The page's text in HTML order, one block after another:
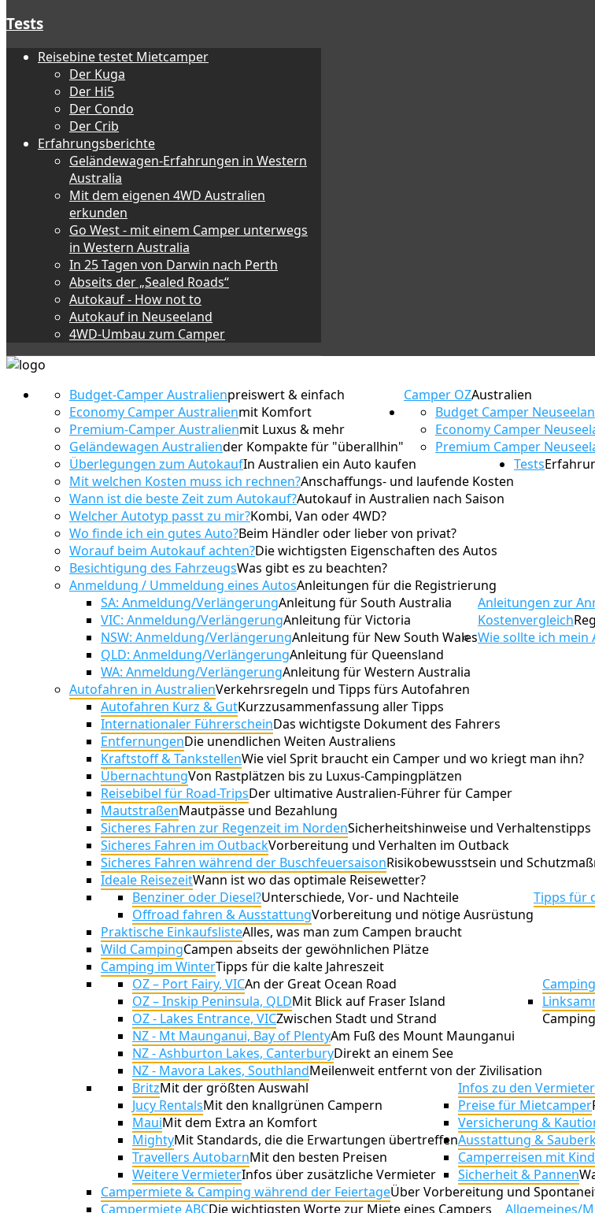
Tests
Reisebine testet Mietcamper
Der Kuga
Der Hi5
Der Condo
Der Crib
Erfahrungsberichte
Geländewagen-Erfahrungen in Western
Australia
Mit dem eigenen 4WD Australien
erkunden
Go West - mit einem Camper unterwegs
in Western Australia
In 25 Tagen von Darwin nach Perth
Abseits der „Sealed Roads“
Autokauf - How not to
Autokauf in Neuseeland
4WD-Umbau zum Camper
Camper OZAustralien
Budget-Camper Australienpreiswert & einfach
Economy Camper Australienmit Komfort
Premium-Camper Australienmit Luxus & mehr
Geländewagen Australiender Kompakte für "überallhin"
Budget Camper
Economy Camper
Premium Camper
Überlegungen zum AutokaufIn Australien ein Auto kaufen
Mit welchen Kosten muss ich rechnen?Anschaffungs- und laufende Kosten
Wann ist die beste Zeit zum Autokauf?Autokauf in Australien nach Saison
Welcher Autotyp passt zu mir?Kombi, Van oder 4WD?
Wo finde ich ein gutes Auto?Beim Händler oder lieber von privat?
Worauf beim Autokauf achten?Die wichtigsten Eigenschaften des Autos
Besichtigung des FahrzeugsWas gibt es zu beachten?
Anmeldung / Ummeldung eines AutosAnleitungen für die Registrierung
Anleitungen zur
SA: Anmeldung/VerlängerungAnleitung für South Australia
VIC: Anmeldung/VerlängerungAnleitung für Victoria
NSW: Anmeldung/VerlängerungAnleitung für New South Wales
QLD: Anmeldung/VerlängerungAnleitung für Queensland
WA: Anmeldung/VerlängerungAnleitung für Western Australia
Kostenvergleich
Wie sollte ich mein
Autofahren in AustralienVerkehrsregeln und Tipps fürs Autofahren
Autofahren Kurz & GutKurzzusammenfassung aller Tipps
Internationaler FührerscheinDas wichtigste Dokument des Fahrers
EntfernungenDie unendlichen Weiten Australiens
Kraftstoff & TankstellenWie viel Sprit braucht ein Camper und wo kriegt man ihn?
ÜbernachtungVon Rastplätzen bis zu Luxus-Campingplätzen
Reisebibel für Road-TripsDer ultimative Australien-Führer für Camper
MautstraßenMautpässe und Bezahlung
Sicheres Fahren zur Regenzeit im NordenSicherheitshinweise und Verhaltenstipps
Sicheres Fahren im OutbackVorbereitung und Verhalten im Outback
Sicheres Fahren während der BuschfeuersaisonRisikobewusstsein und
Ideale ReisezeitWann ist wo das optimale Reisewetter?
Tipps für
Benziner oder Diesel?Unterschiede, Vor- und Nachteile
Offroad fahren & AusstattungVorbereitung und nötige Ausrüstung
Praktische EinkaufslisteAlles, was man zum Campen braucht
Wild CampingCampen abseits der gewöhnlichen Plätze
Camping im WinterTipps für die kalte Jahreszeit
OZ – Port Fairy, VICAn der Great Ocean Road
OZ – Inskip Peninsula, QLDMit Blick auf Fraser Island
OZ - Lakes Entrance, VICZwischen Stadt und Strand
NZ - Mt Maunganui, Bay of PlentyAm Fuß des Mount Maunganui
NZ - Ashburton Lakes, CanterburyDirekt an einem See
NZ - Mavora Lakes, SouthlandMeilenweit entfernt von der Zivilisation
Infos zu den
BritzMit der größten Auswahl
Jucy RentalsMit den knallgrünen Campern
MauiMit dem Extra an Komfort
MightyMit Standards, die die Erwartungen übertreffen
Travellers AutobarnMit den besten Preisen
Weitere VermieterInfos über zusätzliche Vermieter
Preise für Mietcamper
Versicherung &
Ausstattung &
Camperreisen mit
Sicherheit & Pannen
Campermiete & Camping während der FeiertageÜber Vorbereitung und
Campermiete ABCDie wichtigsten Worte zur Miete eines Campers Allgemeines/
Tests